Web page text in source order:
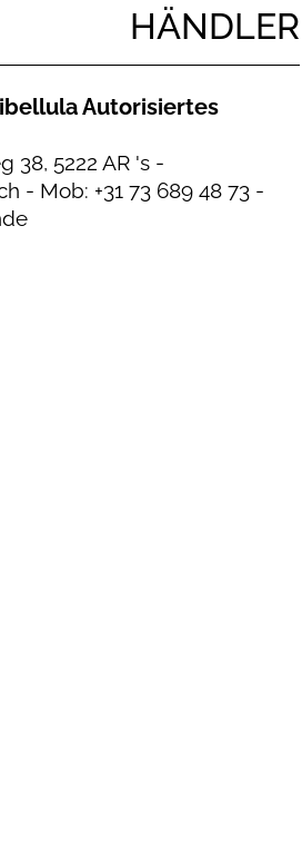
HÄNDLER
Autorisiertes
38, 5222 AR 's -
- Mob: +31 73 689 48 73 -